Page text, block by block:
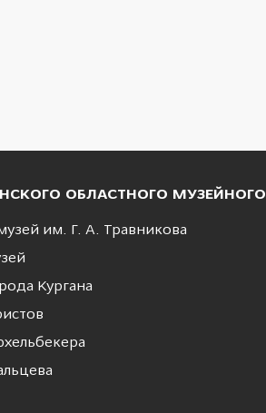
ОБЛАСТНОГО МУЗЕЙНОГО
им. Г. А. Травникова
Кургана